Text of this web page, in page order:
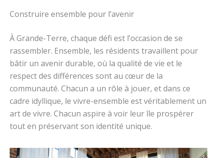
Construire ensemble pour l’avenir
À Grande-Terre, chaque défi est l’occasion de se
rassembler. Ensemble, les résidents travaillent pour
bâtir un avenir durable, où la qualité de vie et le
respect des différences sont au cœur de la
communauté. Chacun a un rôle à jouer, et dans ce
cadre idyllique, le vivre-ensemble est véritablement un
art de vivre. Chacun aspire à voir leur île prospérer
tout en préservant son identité unique.